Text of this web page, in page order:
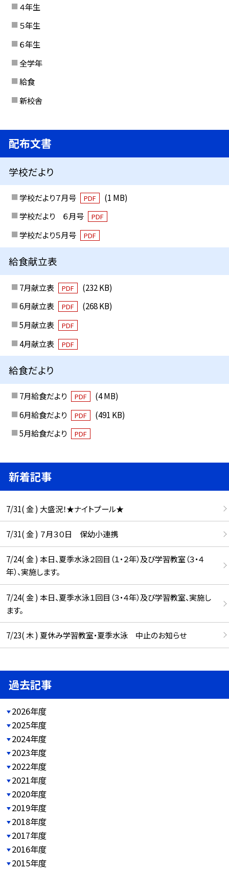
４年生
５年生
６年生
全学年
給食
新校舎
配布文書
学校だより
学校だより７月号 PDF
(1 MB)
学校だより ６月号
PDF
学校だより５月号 PDF
給食献立表
7月献立表 PDF
(232 KB)
6月献立表
PDF
(268 KB)
5月献立表
PDF
4月献立表 PDF
給食だより
7月給食だより PDF
(4 MB)
6月給食だより
PDF
(491 KB)
5月給食だより
PDF
新着記事
7/31( 金 ) 大盛況！★ナイトプール★
7/31( 金 ) ７月３０日 保幼小連携
7/24( 金 ) 本日、夏季水泳２回目（１・２年）及び学習教室（３・４
年）、実施します。
7/24( 金 ) 本日、夏季水泳１回目（３・４年）及び学習教室、実施し
ます。
7/23( 木 ) 夏休み学習教室・夏季水泳 中止のお知らせ
過去記事
2026年度
2025年度
2024年度
2023年度
2022年度
2021年度
2020年度
2019年度
2018年度
2017年度
2016年度
2015年度